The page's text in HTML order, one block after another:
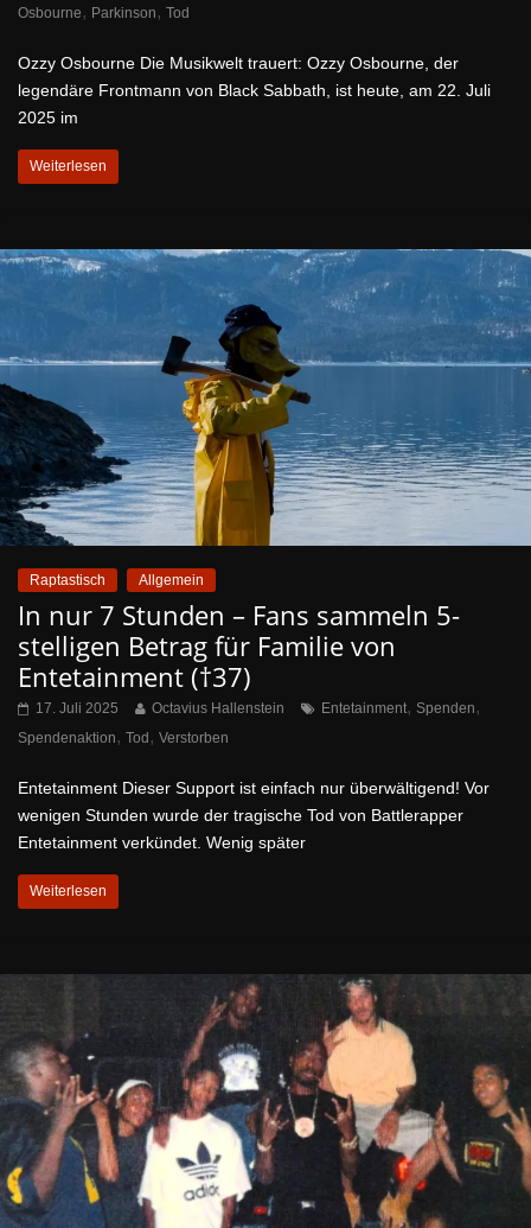
Osbourne, Parkinson, Tod
Ozzy Osbourne Die Musikwelt trauert: Ozzy Osbourne, der
legendäre Frontmann von Black Sabbath, ist heute, am 22. Juli
2025 im
Weiterlesen
Raptastisch Allgemein
In nur 7 Stunden – Fans sammeln 5-
stelligen Betrag für Familie von
Entetainment (†37)
17. Juli 2025 Octavius Hallenstein Entetainment, Spenden,
Spendenaktion, Tod, Verstorben
Entetainment Dieser Support ist einfach nur überwältigend! Vor
wenigen Stunden wurde der tragische Tod von Battlerapper
Entetainment verkündet. Wenig später
Weiterlesen